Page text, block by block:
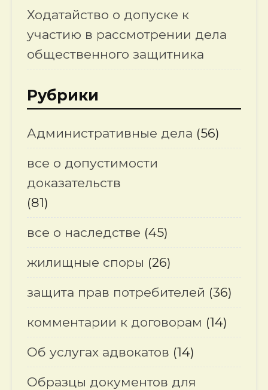
Ходатайство о допуске к
участию в рассмотрении дела
общественного защитника
Рубрики
Административные дела (56)
все о допустимости
доказательств
(81)
все о наследстве (45)
жилищные споры (26)
защита прав потребителей (36)
комментарии к договорам (14)
Об услугах адвокатов (14)
Образцы документов для